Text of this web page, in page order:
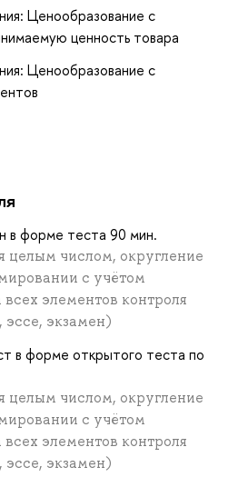
Ценообразование с
ценность товара
Ценообразование с
в форме теста 90 мин.
целым числом, округление
с учётом
элементов контроля
эссе, экзамен)
в форме открытого теста по
целым числом, округление
с учётом
элементов контроля
эссе, экзамен)